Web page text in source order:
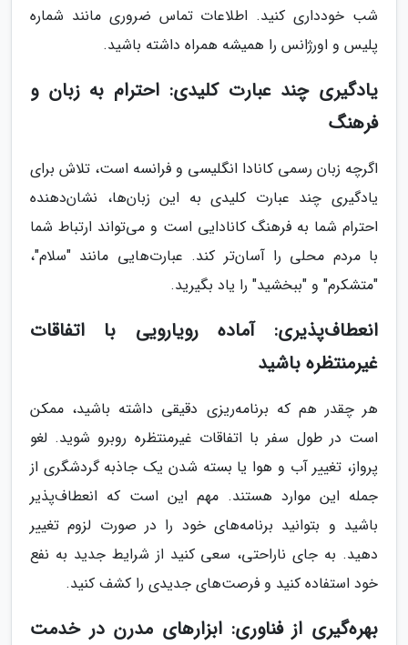
شب خودداری کنید. اطلاعات تماس ضروری مانند شماره
پلیس و اورژانس را همیشه همراه داشته باشید.
یادگیری چند عبارت کلیدی: احترام به زبان و
فرهنگ
اگرچه زبان رسمی کانادا انگلیسی و فرانسه است، تلاش برای
یادگیری چند عبارت کلیدی به این زبان‌ها، نشان‌دهنده
احترام شما به فرهنگ کانادایی است و می‌تواند ارتباط شما
با مردم محلی را آسان‌تر کند. عبارت‌هایی مانند "سلام"،
"متشکرم" و "ببخشید" را یاد بگیرید.
انعطاف‌پذیری: آماده رویارویی با اتفاقات
غیرمنتظره باشید
هر چقدر هم که برنامه‌ریزی دقیقی داشته باشید، ممکن
است در طول سفر با اتفاقات غیرمنتظره روبرو شوید. لغو
پرواز، تغییر آب و هوا یا بسته شدن یک جاذبه گردشگری از
جمله این موارد هستند. مهم این است که انعطاف‌پذیر
باشید و بتوانید برنامه‌های خود را در صورت لزوم تغییر
دهید. به جای ناراحتی، سعی کنید از شرایط جدید به نفع
خود استفاده کنید و فرصت‌های جدیدی را کشف کنید.
بهره‌گیری از فناوری: ابزارهای مدرن در خدمت